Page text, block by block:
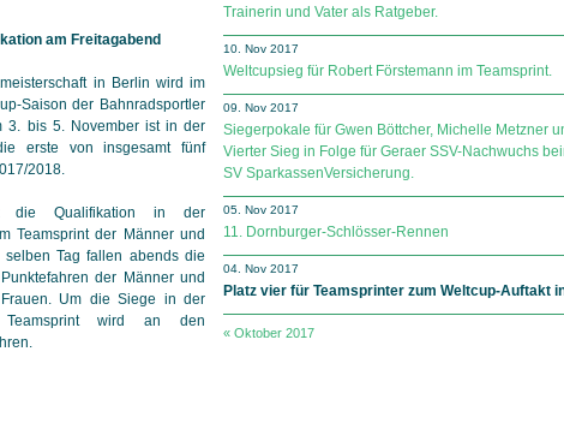
am Freitagabend
in Berlin wird im
Saison der Bahnradsportler
3. bis 5. November ist in der
erste von insgesamt fünf
2018.
die Qualifikation in der
Teamsprint der Männer und
Tag fallen abends die
der Männer und
Um die Siege in der
Teamsprint wird an den
Trainerin und Vater als Ratgeber.
10. Nov 2017
Weltcupsieg für Robert Förstemann im Teamsprint.
09. Nov 2017
Siegerpokale für Gwen Böttcher, Michelle Metzner
Vierter Sieg in Folge für Geraer SSV-Nachwuchs
SV Spar­kas­sen­Ver­si­che­rung.
05. Nov 2017
11. Dornburger-Schlösser-Rennen
04. Nov 2017
Platz vier für Teamsprinter zum Weltcup-Auftakt
« Oktober 2017